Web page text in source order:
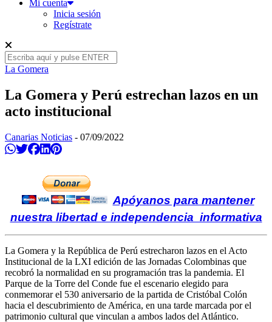
Mi cuenta
Inicia sesión
Regístrate
La Gomera
La Gomera y Perú estrechan lazos en un
acto institucional
Canarias Noticias - 07/09/2022
Compartir en Whatsapp
Twittear
Compartir en Facebook
Compartir en Linkedin
Compartir en Pinterest
Apóyanos para mantener
nuestra libertad e independencia informativa
La Gomera y la República de Perú estrecharon lazos en el Acto
Institucional de la LXI edición de las Jornadas Colombinas que
recobró la normalidad en su programación tras la pandemia. El
Parque de la Torre del Conde fue el escenario elegido para
conmemorar el 530 aniversario de la partida de Cristóbal Colón
hacia el descubrimiento de América, en una tarde marcada por el
patrimonio cultural que vinculan a ambos lados del Atlántico.